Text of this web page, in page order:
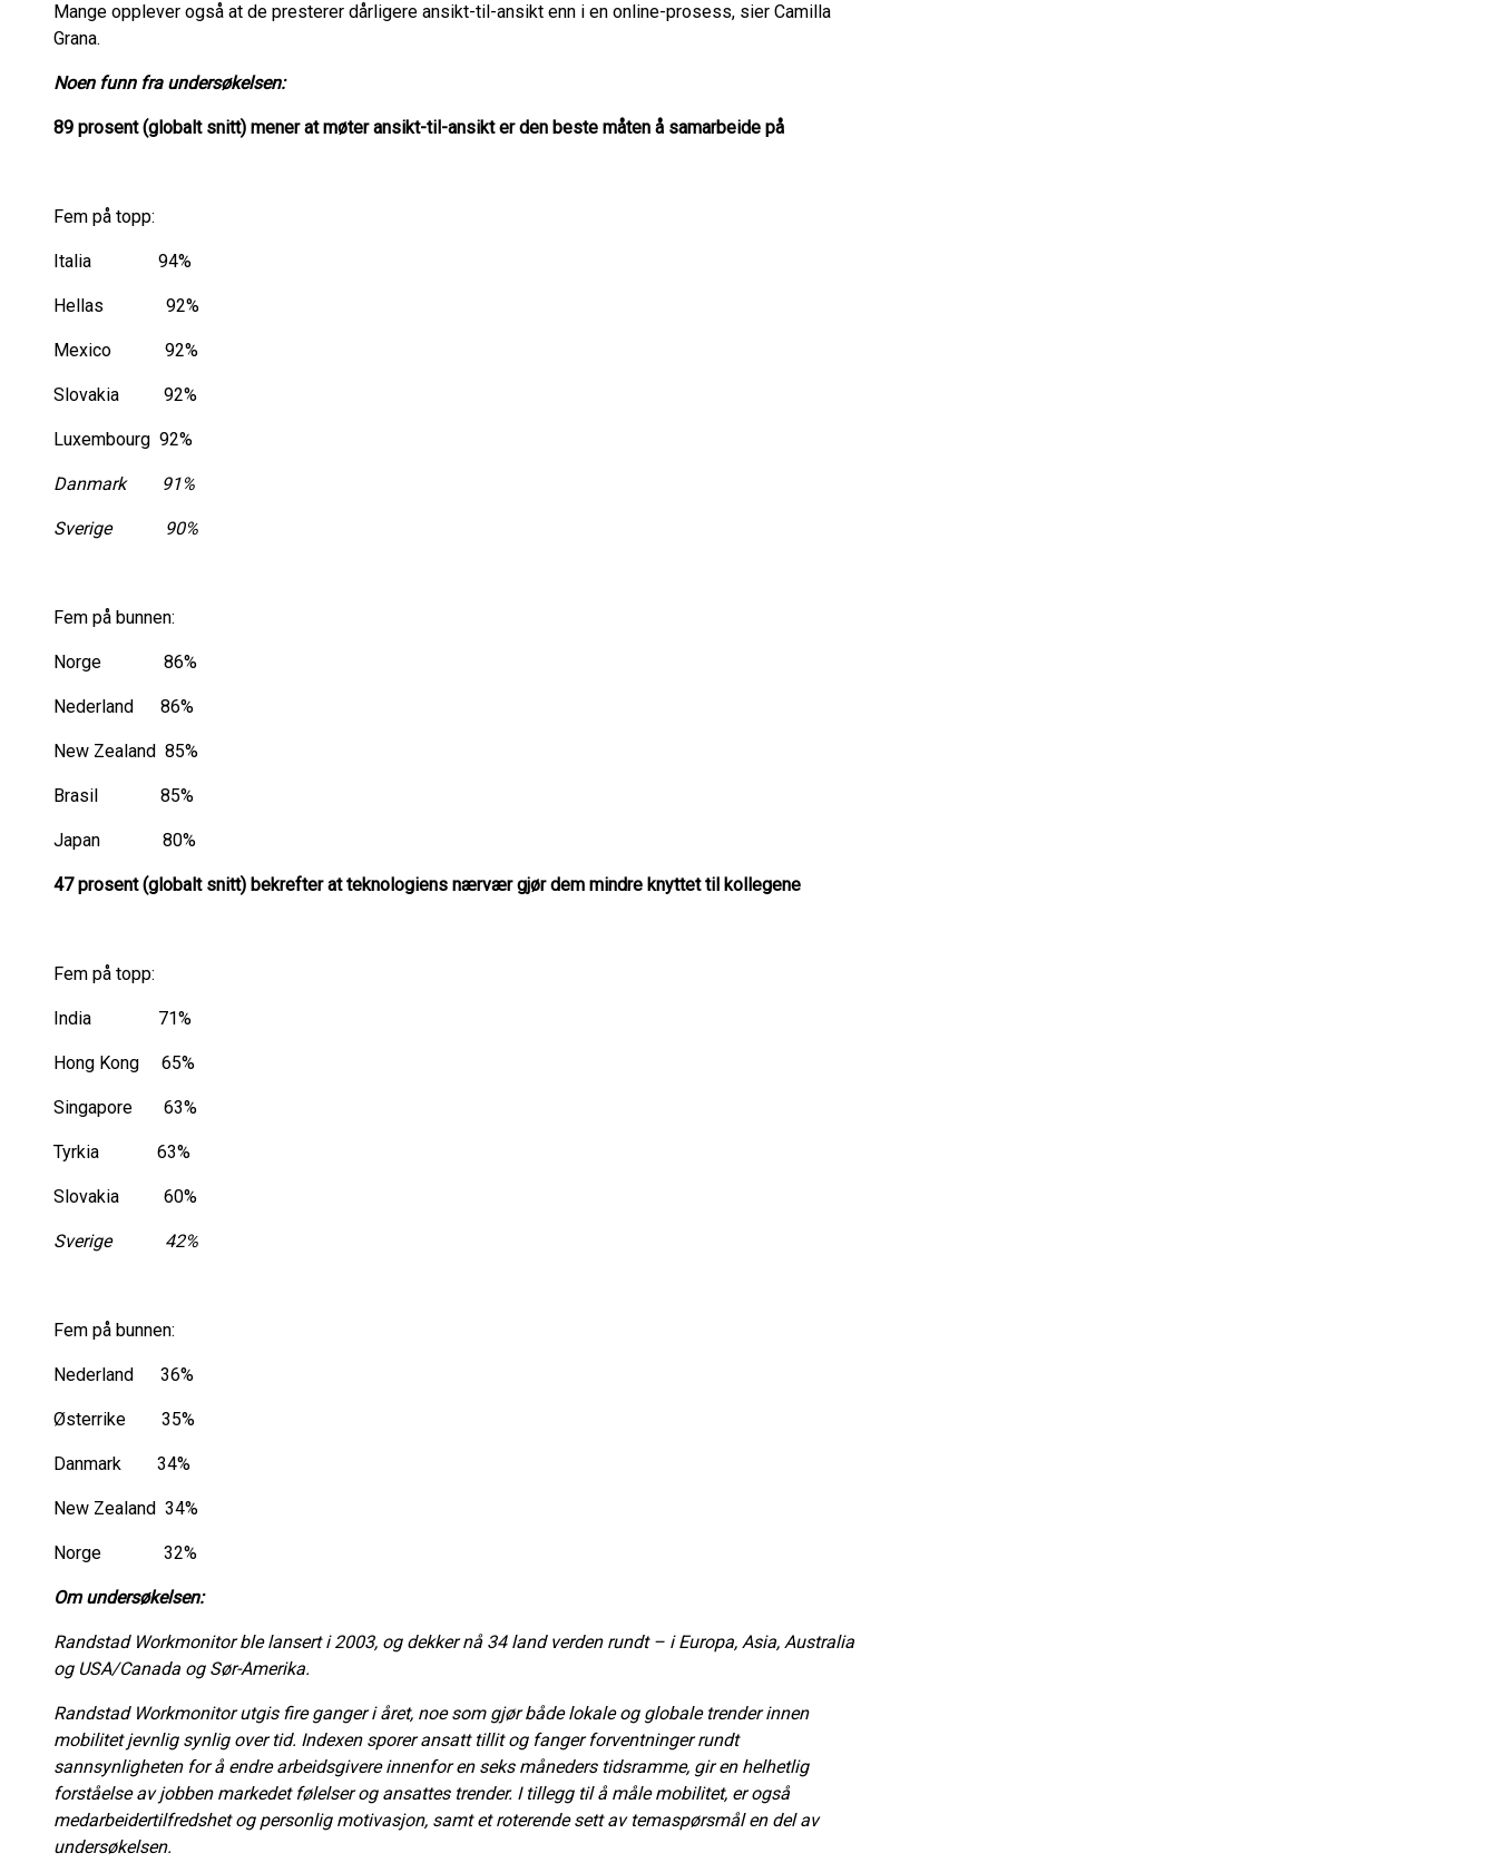
Mange opplever også at de presterer dårligere ansikt-til-ansikt enn i en online-prosess, sier Camilla
Grana.
Noen funn fra undersøkelsen:
89 prosent (globalt snitt) mener at møter ansikt-til-ansikt er den beste måten å samarbeide på
Fem på topp:
Italia 94%
Hellas 92%
Mexico 92%
Slovakia 92%
Luxembourg 92%
Danmark 91%
Sverige 90%
Fem på bunnen:
Norge 86%
Nederland 86%
New Zealand 85%
Brasil 85%
Japan 80%
47 prosent (globalt snitt) bekrefter at teknologiens nærvær gjør dem mindre knyttet til kollegene
Fem på topp:
India 71%
Hong Kong 65%
Singapore 63%
Tyrkia 63%
Slovakia 60%
Sverige 42%
Fem på bunnen:
Nederland 36%
Østerrike 35%
Danmark 34%
New Zealand 34%
Norge 32%
Om undersøkelsen:
Randstad Workmonitor ble lansert i 2003, og dekker nå 34 land verden rundt – i Europa, Asia, Australia
og USA/Canada og Sør-Amerika.
Randstad Workmonitor utgis fire ganger i året, noe som gjør både lokale og globale trender innen
mobilitet jevnlig synlig over tid. Indexen sporer ansatt tillit og fanger forventninger rundt
sannsynligheten for å endre arbeidsgivere innenfor en seks måneders tidsramme, gir en helhetlig
forståelse av jobben markedet følelser og ansattes trender. I tillegg til å måle mobilitet, er også
medarbeidertilfredshet og personlig motivasjon, samt et roterende sett av temaspørsmål en del av
undersøkelsen.